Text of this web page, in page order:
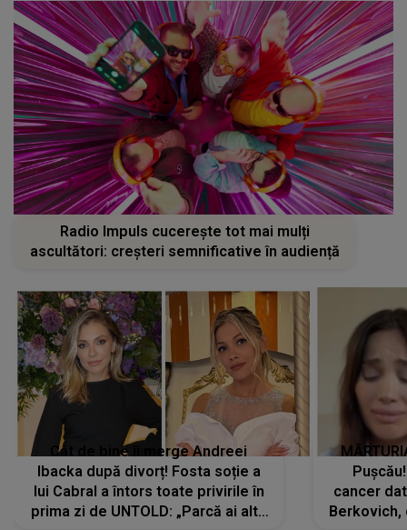
Radio Impuls cucerește tot mai mulți
ascultători: creșteri semnificative în audiență
Cât de bine îi merge Andreei
Ibacka după divorț! Fosta soție a
lui Cabral a întors toate privirile în
prima zi de UNTOLD: „Parcă ai altă
cancer